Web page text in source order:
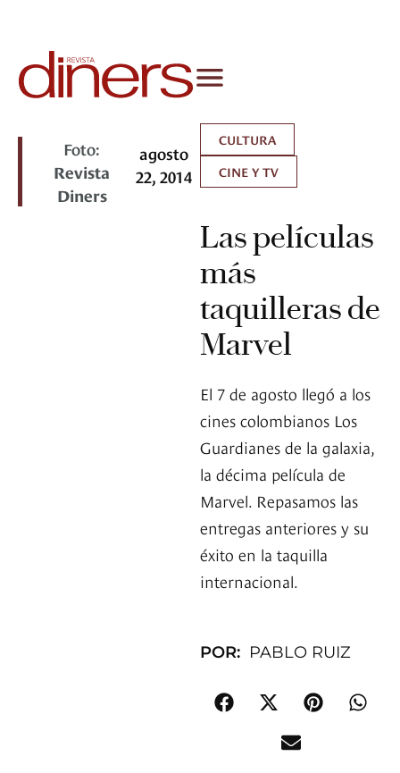
Foto:
Revista
Diners
agosto
22, 2014
CULTURA
CINE Y TV
Las películas
más
taquilleras de
Marvel
El 7 de agosto llegó a los
cines colombianos Los
Guardianes de la galaxia,
la décima película de
Marvel. Repasamos las
entregas anteriores y su
éxito en la taquilla
internacional.
POR: PABLO RUIZ